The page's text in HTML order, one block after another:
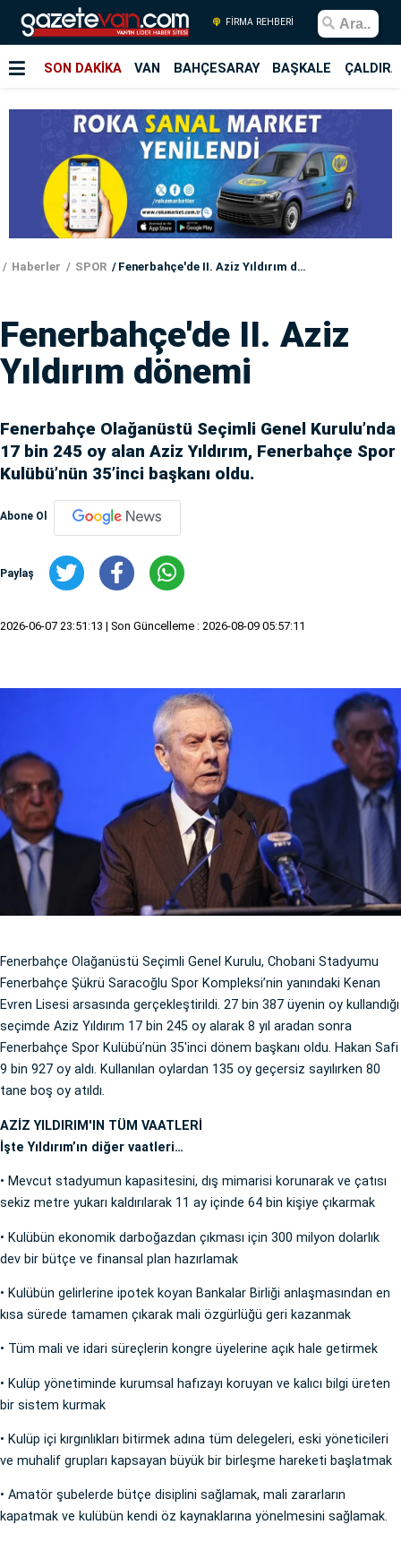
FİRMA REHBERİ
SON DAKİKA VAN BAHÇESARAY BAŞKALE
Haberler SPOR Fenerbahçe'de II. Aziz Yıldırım dönemi
Fenerbahçe'de II. Aziz
Yıldırım dönemi
Fenerbahçe Olağanüstü Seçimli Genel Kurulu’nda
17 bin 245 oy alan Aziz Yıldırım, Fenerbahçe Spor
Kulübü’nün 35’inci başkanı oldu.
Abone Ol
Paylaş
2026-06-07 23:51:13 | Son Güncelleme : 2026-08-09 05:57:11
Fenerbahçe Olağanüstü Seçimli Genel Kurulu, Chobani Stadyumu
Fenerbahçe Şükrü Saracoğlu Spor Kompleksi’nin yanındaki Kenan
Evren Lisesi arsasında gerçekleştirildi. 27 bin 387 üyenin oy kullandığı
seçimde Aziz Yıldırım 17 bin 245 oy alarak 8 yıl aradan sonra
Fenerbahçe Spor Kulübü’nün 35'inci dönem başkanı oldu. Hakan Safi
9 bin 927 oy aldı. Kullanılan oylardan 135 oy geçersiz sayılırken 80
tane boş oy atıldı.
AZİZ YILDIRIM'IN TÜM VAATLERİ
İşte Yıldırım’ın diğer vaatleri…
• Mevcut stadyumun kapasitesini, dış mimarisi korunarak ve çatısı
sekiz metre yukarı kaldırılarak 11 ay içinde 64 bin kişiye çıkarmak
• Kulübün ekonomik darboğazdan çıkması için 300 milyon dolarlık
dev bir bütçe ve finansal plan hazırlamak
• Kulübün gelirlerine ipotek koyan Bankalar Birliği anlaşmasından en
kısa sürede tamamen çıkarak mali özgürlüğü geri kazanmak
• Tüm mali ve idari süreçlerin kongre üyelerine açık hale getirmek
• Kulüp yönetiminde kurumsal hafızayı koruyan ve kalıcı bilgi üreten
bir sistem kurmak
• Kulüp içi kırgınlıkları bitirmek adına tüm delegeleri, eski yöneticileri
ve muhalif grupları kapsayan büyük bir birleşme hareketi başlatmak
• Amatör şubelerde bütçe disiplini sağlamak, mali zararların
kapatmak ve kulübün kendi öz kaynaklarına yönelmesini sağlamak.